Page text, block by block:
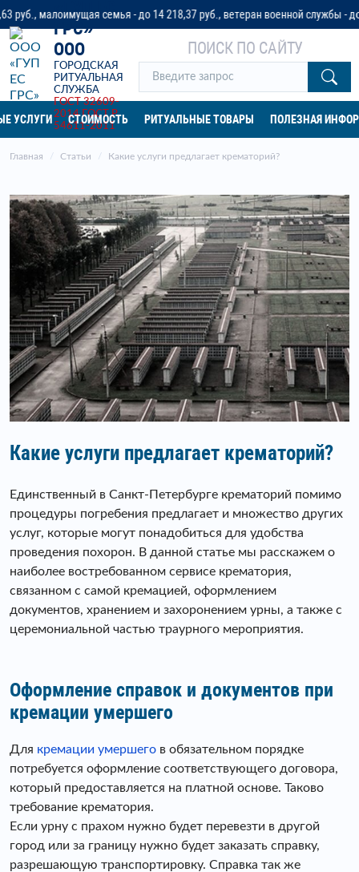
семья - до 14 218,37 руб., ветеран военной службы - до 32 042
«ГУП ЕС
ГРС»
ООО
ГОРОДСКАЯ
РИТУАЛЬНАЯ
СЛУЖБА
ГОСТ 32609-
2014 ГОСТ Р
54611-2011
ПОИСК ПО САЙТУ
УСЛУГИ СТОИМОСТЬ РИТУАЛЬНЫЕ ТОВАРЫ ПОЛЕЗНАЯ
Главная Статьи Какие услуги предлагает крематорий?
Какие услуги предлагает крематорий?
Единственный в Санкт-Петербурге крематорий помимо
процедуры погребения предлагает и множество других
услуг, которые могут понадобиться для удобства
проведения похорон. В данной статье мы расскажем о
наиболее востребованном сервисе крематория,
связанном с самой кремацией, оформлением
документов, хранением и захоронением урны, а также с
церемониальной частью траурного мероприятия.
Оформление справок и документов при
кремации умершего
Для кремации умершего в обязательном порядке
потребуется оформление соответствующего договора,
который предоставляется на платной основе. Таково
требование крематория.
Если урну с прахом нужно будет перевезти в другой
город или за границу нужно будет заказать справку,
разрешающую транспортировку. Справка так же